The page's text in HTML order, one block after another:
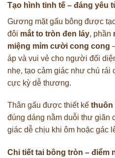
Tạo hình tinh tế – đáng yêu
Gương mặt gấu bông được
đôi mắt to tròn đen láy, phần
miệng mỉm cười cong cong
áp và vui vẻ cho người đối
nhẹ, tạo cảm giác như chú rái
cực kỳ dễ thương.
Thân gấu được thiết kế thuôn
đúng dáng nằm duỗi thư giãn
giác dễ chịu khi ôm hoặc gác
Chi tiết tai bông tròn – điểm